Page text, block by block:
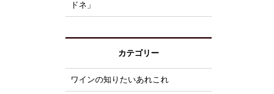
ドネ」
カテゴリー
ワインの知りたいあれこれ